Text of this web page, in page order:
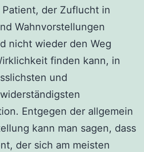
der Zuflucht in
Wahnvorstellungen
nicht wieder den Weg
finden kann, in
und
Entgegen der allgemein
kann man sagen, dass
der sich am meisten